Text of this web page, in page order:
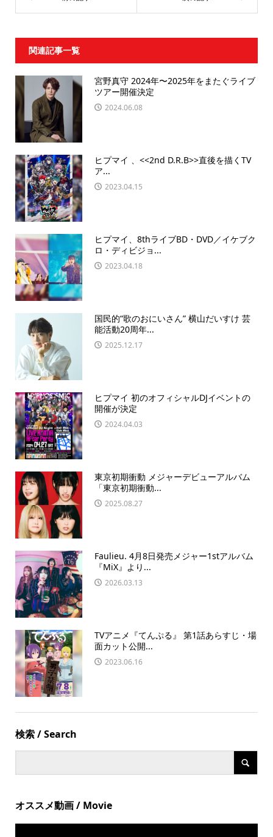
関連記事一覧
宮野真守 2024年〜2025年をまたぐライブ
ツアー開催決定
2024.06.08
ヒプマイ 、<<2nd D.R.B>>直後を描くTV
ア...
2023.04.15
ヒプマイ、8thライブBD・DVD／イケブク
ロ・ディビジョ...
2023.04.18
国民的“歌のおにいさん” 横山だいすけ 芸
能活動20周年...
2025.12.17
ヒプマイ 初のオフィシャルDJイベントの
開催が決定
2024.04.03
東京初期衝動 メジャーデビューアルバム
「東京初期衝動...
2025.08.27
Faulieu. 4月8日発売メジャー1stアルバム
『MiX』より...
2026.03.13
TVアニメ『てんぷる』 第1話あらすじ・場
面カット公開...
2023.06.16
検索 / Search
オススメ動画 / Movie